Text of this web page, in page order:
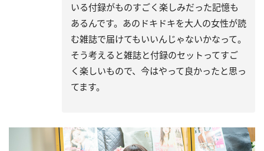
いる付録がものすごく楽しみだった記憶も
あるんです。あのドキドキを大人の女性が読
む雑誌で届けてもいいんじゃないかなって。
そう考えると雑誌と付録のセットってすご
く楽しいもので、今はやって良かったと思っ
てます。